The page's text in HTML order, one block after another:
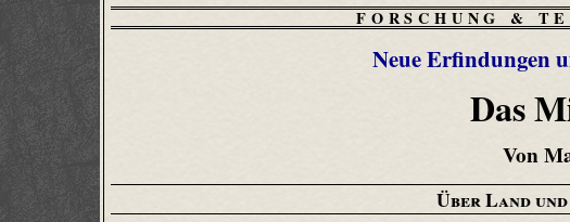
FORSCHUNG &
Neue Erfindungen
Das
Von
Über Land